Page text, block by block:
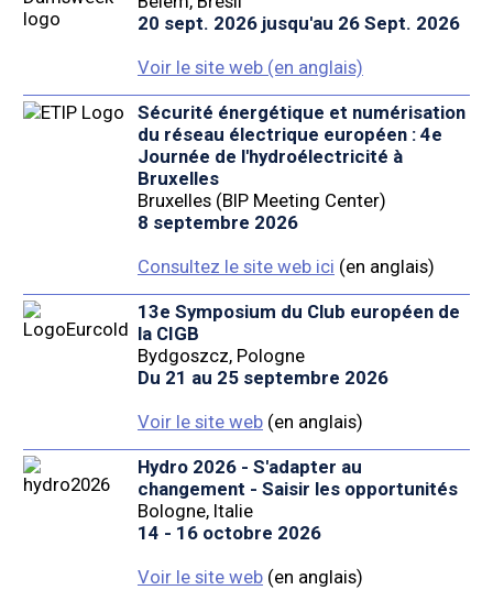
20 sept. 2026 jusqu'au 26 Sept. 2026
Voir le site web (en anglais)
Sécurité énergétique et numérisation
du réseau électrique européen : 4e
Journée de l'hydroélectricité à
Bruxelles
Bruxelles (BIP Meeting Center)
8 septembre 2026
Consultez le site web ici (en anglais)
13e Symposium du Club européen de
la CIGB
Bydgoszcz, Pologne
Du 21 au 25 septembre 2026
Voir le site web(en anglais)
Hydro 2026 - S'adapter au
changement - Saisir les opportunités
Bologne, Italie
14 - 16 octobre 2026
Voir le site web(en anglais)